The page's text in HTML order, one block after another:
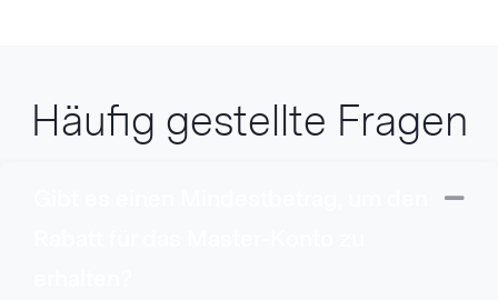
Häufig gestellte Fragen